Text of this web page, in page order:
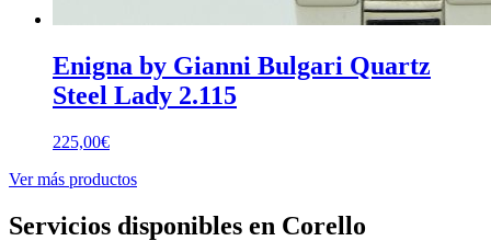
Enigna by Gianni Bulgari Quartz
Steel Lady 2.115
225,00€
Ver más productos
Servicios disponibles en Corello